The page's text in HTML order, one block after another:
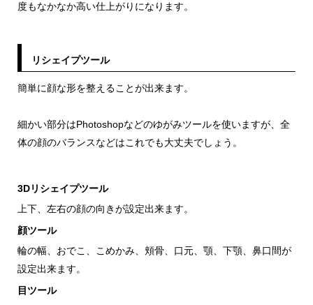
度もなかなか高い仕上がりになります。
リシェイプツール
簡単に顔な形を整えることが出来ます。
細かい部分はPhotoshopなどのゆがみツールを使いますが、全
体の顔のバランスなどはこれでも大丈夫でしょう。
3Dリシェイプツール
上下、左右の顔の向きが設定出来ます。
顔ツール
輪の幅、おでこ、こめかみ、頬骨、口元、顎、下顎、鼻口間が
設定出来ます。
目ツール